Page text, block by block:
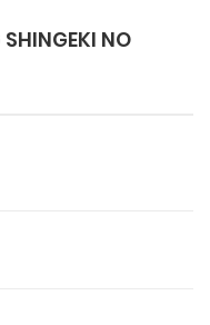
NO